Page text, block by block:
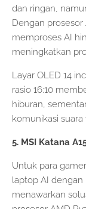
dan ringan,
Dengan
memproses AI
meningkatkan
Layar OLED 14
rasio 16:10
hiburan,
komunikasi
5. MSI Katana
Untuk para
laptop AI dengan
menawarkan